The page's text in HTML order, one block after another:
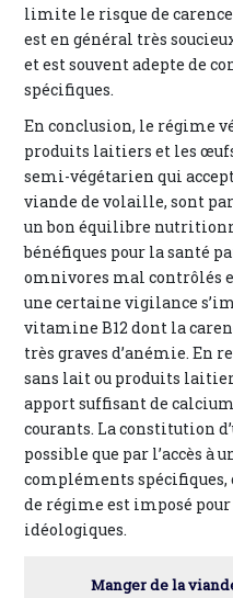
limite le risque de
est en général très
et est souvent adepte de
spécifiques.
En conclusion, le régime
produits laitiers et les
semi-végétarien qui
viande de volaille, sont
un bon équilibre
bénéfiques pour la santé
omnivores mal contrôlés
une certaine vigilance
vitamine B12 dont la
très graves d’anémie. En
sans lait ou produits
apport suffisant de
courants. La constitution
possible que par l’accès à
compléments spécifiques,
de régime est imposé
idéologiques.
Manger de la